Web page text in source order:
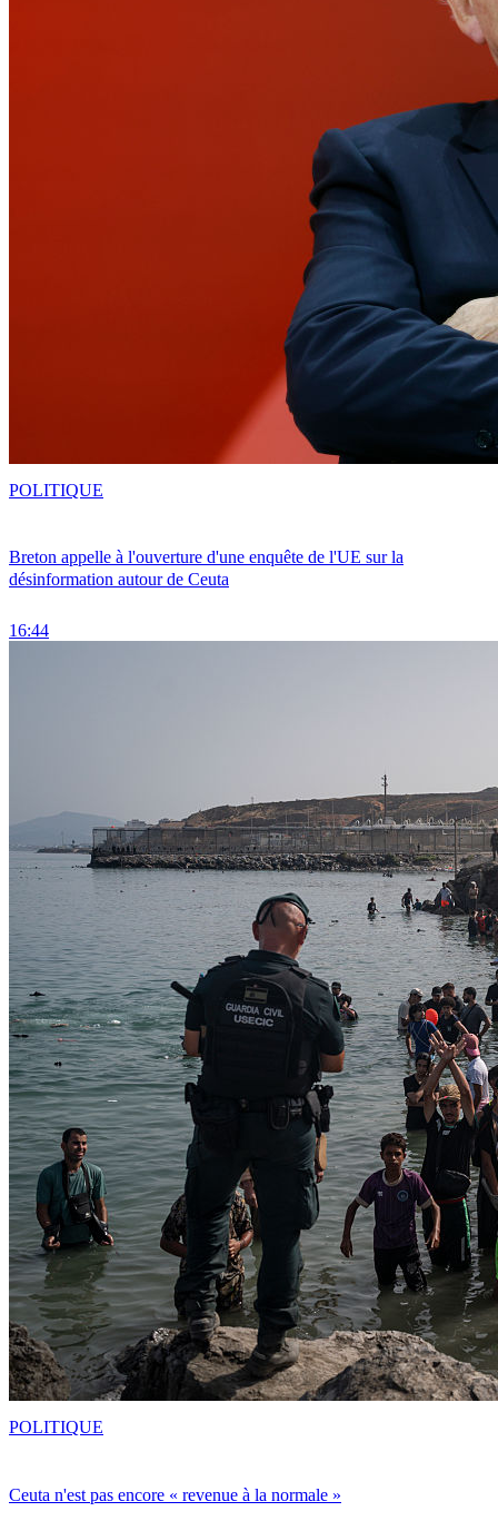
Breton appelle à l'ouverture d'une enquête de l'UE sur la
désinformation autour de Ceuta
16:44
POLITIQUE
Ceuta n'est pas encore « revenue à la normale »
POLITIQUE